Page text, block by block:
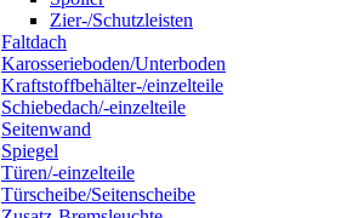
Zier-/Schutzleisten
Faltdach
Karosserieboden/Unterboden
Kraftstoffbehälter-/einzelteile
Schiebedach/-einzelteile
Seitenwand
Spiegel
Türen/-einzelteile
Türscheibe/Seitenscheibe